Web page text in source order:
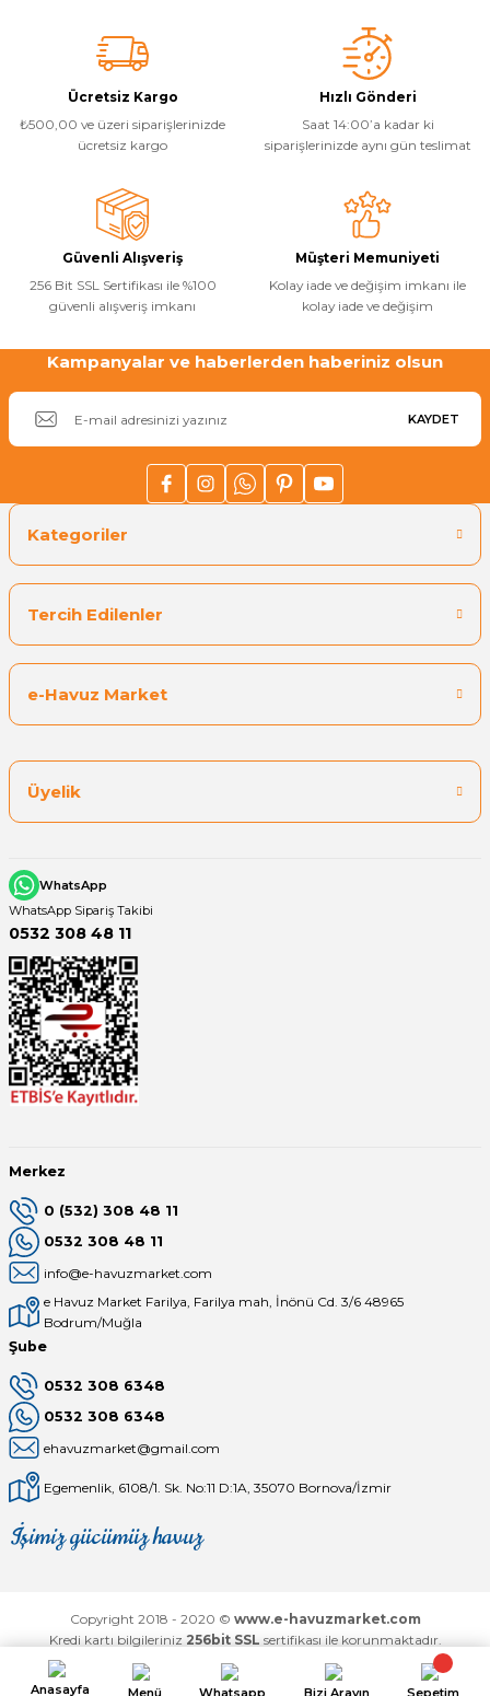
Ürün açıklamasında eksik bilgiler bulunuyor.
Ürün bilgilerinde hatalar bulunuyor.
Ürün fiyatı diğer sitelerden daha pahalı.
Bu ürüne benzer farklı alternatifler olmalı.
Ücretsiz Kargo
₺500,00 ve üzeri siparişlerinizde
ücretsiz kargo
Hızlı Gönderi
Saat 14:00’a kadar ki
siparişlerinizde aynı gün teslimat
Güvenli Alışveriş
256 Bit SSL Sertifikası ile %100
güvenli alışveriş imkanı
Müşteri Memuniyeti
Kolay iade ve değişim imkanı ile
kolay iade ve değişim
Kampanyalar ve haberlerden haberiniz olsun
KAYDET
Kategoriler
Tercih Edilenler
e-Havuz Market
Üyelik
WhatsApp
WhatsApp Sipariş Takibi
0532 308 48 11
Merkez
0 (532) 308 48 11
0532 308 48 11
info@e-havuzmarket.com
e Havuz Market Farilya, Farilya mah, İnönü Cd. 3/6 48965
Bodrum/Muğla
Şube
0532 308 6348
0532 308 6348
ehavuzmarket@gmail.com
Egemenlik, 6108/1. Sk. No:11 D:1A, 35070 Bornova/İzmir
İşimiz gücümüz havuz
Mağaza
Depomuz
Copyright 2018 - 2020 © www.e-havuzmarket.com
Kredi kartı bilgileriniz 256bit SSL sertifikası ile korunmaktadır.
Anasayfa Menü Whatsapp Bizi Arayın Sepetim